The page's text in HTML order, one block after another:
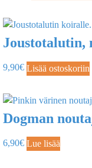
Joustotalutin,
9,90€ Lisää ostoskoriin
Dogman
6,90€ Lue lisää